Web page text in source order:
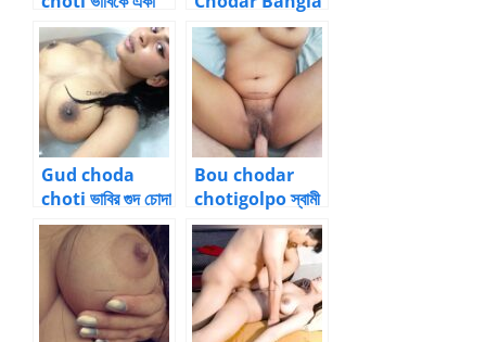
পেয়ে চোদা বাংলা চটি 1
Choti Golpo
কুমারী মেয়ে চোদার গল্প
1
Gud choda
choti ভাবির গুদ চোদা
নিউ সেক্স চটি 2
Bou chodar
chotigolpo স্বামী
সাথে পর পুরুষ চোদার
চটিগল্প 2